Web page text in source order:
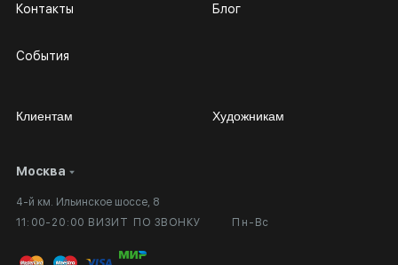
Москва
4-й км. Ильинское шоссе, 8
11:00-20:00 ВИЗИТ ПО ЗВОНКУ
Пн-Вс
Контакты
События
Блог
Клиентам
Личный кабинет
Вопросы и ответы
Художникам
Сотрудничество
Выставка в галерее